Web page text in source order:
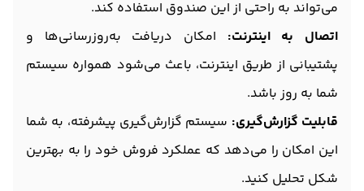
می‌تواند به راحتی از این صندوق استفاده کند.
اتصال به اینترنت: امکان دریافت به‌روزرسانی‌ها و
پشتیبانی از طریق اینترنت، باعث می‌شود همواره سیستم
شما به روز باشد.
قابلیت گزارش‌گیری: سیستم گزارش‌گیری پیشرفته، به شما
این امکان را می‌دهد که عملکرد فروش خود را به بهترین
شکل تحلیل کنید.